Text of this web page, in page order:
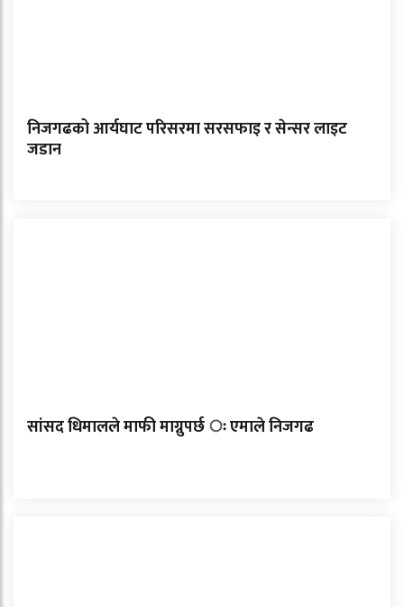
निजगढको आर्यघाट परिसरमा सरसफाइ र सेन्सर लाइट
जडान
सांसद धिमालले माफी माग्नुपर्छ ः एमाले निजगढ